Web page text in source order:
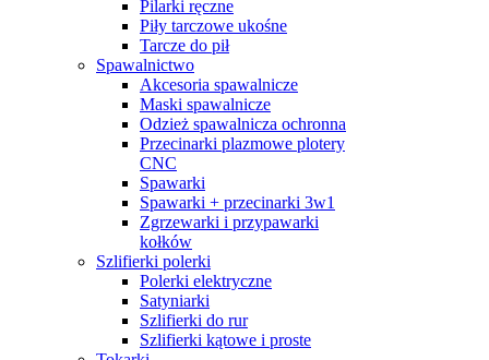
Pilarki ręczne
Piły tarczowe ukośne
Tarcze do pił
Spawalnictwo
Akcesoria spawalnicze
Maski spawalnicze
Odzież spawalnicza ochronna
Przecinarki plazmowe plotery
CNC
Spawarki
Spawarki + przecinarki 3w1
Zgrzewarki i przypawarki
kołków
Szlifierki polerki
Polerki elektryczne
Satyniarki
Szlifierki do rur
Szlifierki kątowe i proste